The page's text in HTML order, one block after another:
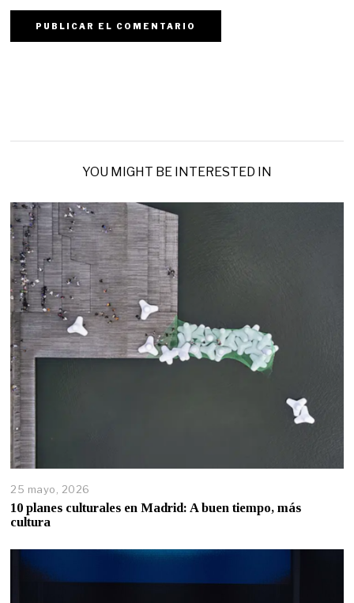
YOU MIGHT BE INTERESTED IN
25 mayo, 2026
10 planes culturales en Madrid: A buen tiempo, más
cultura